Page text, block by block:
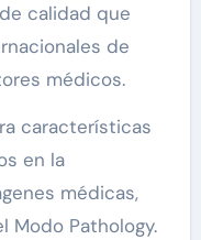
calidad que
de
médicos.
características
en la
médicas,
Modo Pathology.